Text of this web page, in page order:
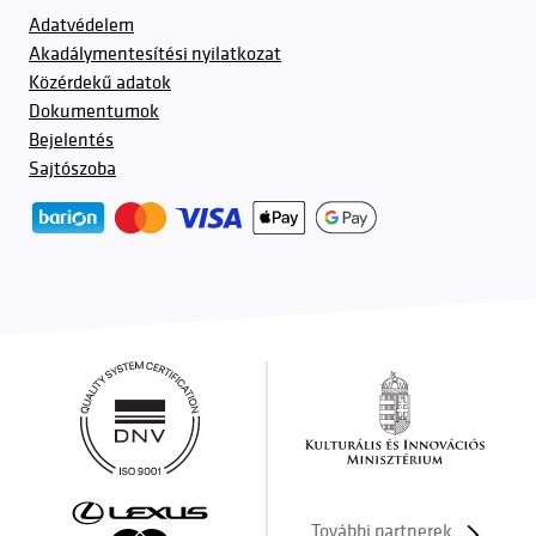
Adatvédelem
Akadálymentesítési nyilatkozat
Közérdekű adatok
Dokumentumok
Bejelentés
Sajtószoba